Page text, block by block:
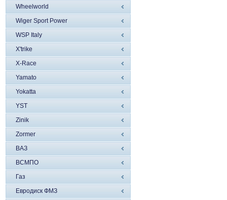
Wheelworld
Wiger Sport Power
WSP Italy
X'trike
X-Race
Yamato
Yokatta
YST
Zinik
Zormer
ВАЗ
ВСМПО
Газ
Евродиск ФМЗ